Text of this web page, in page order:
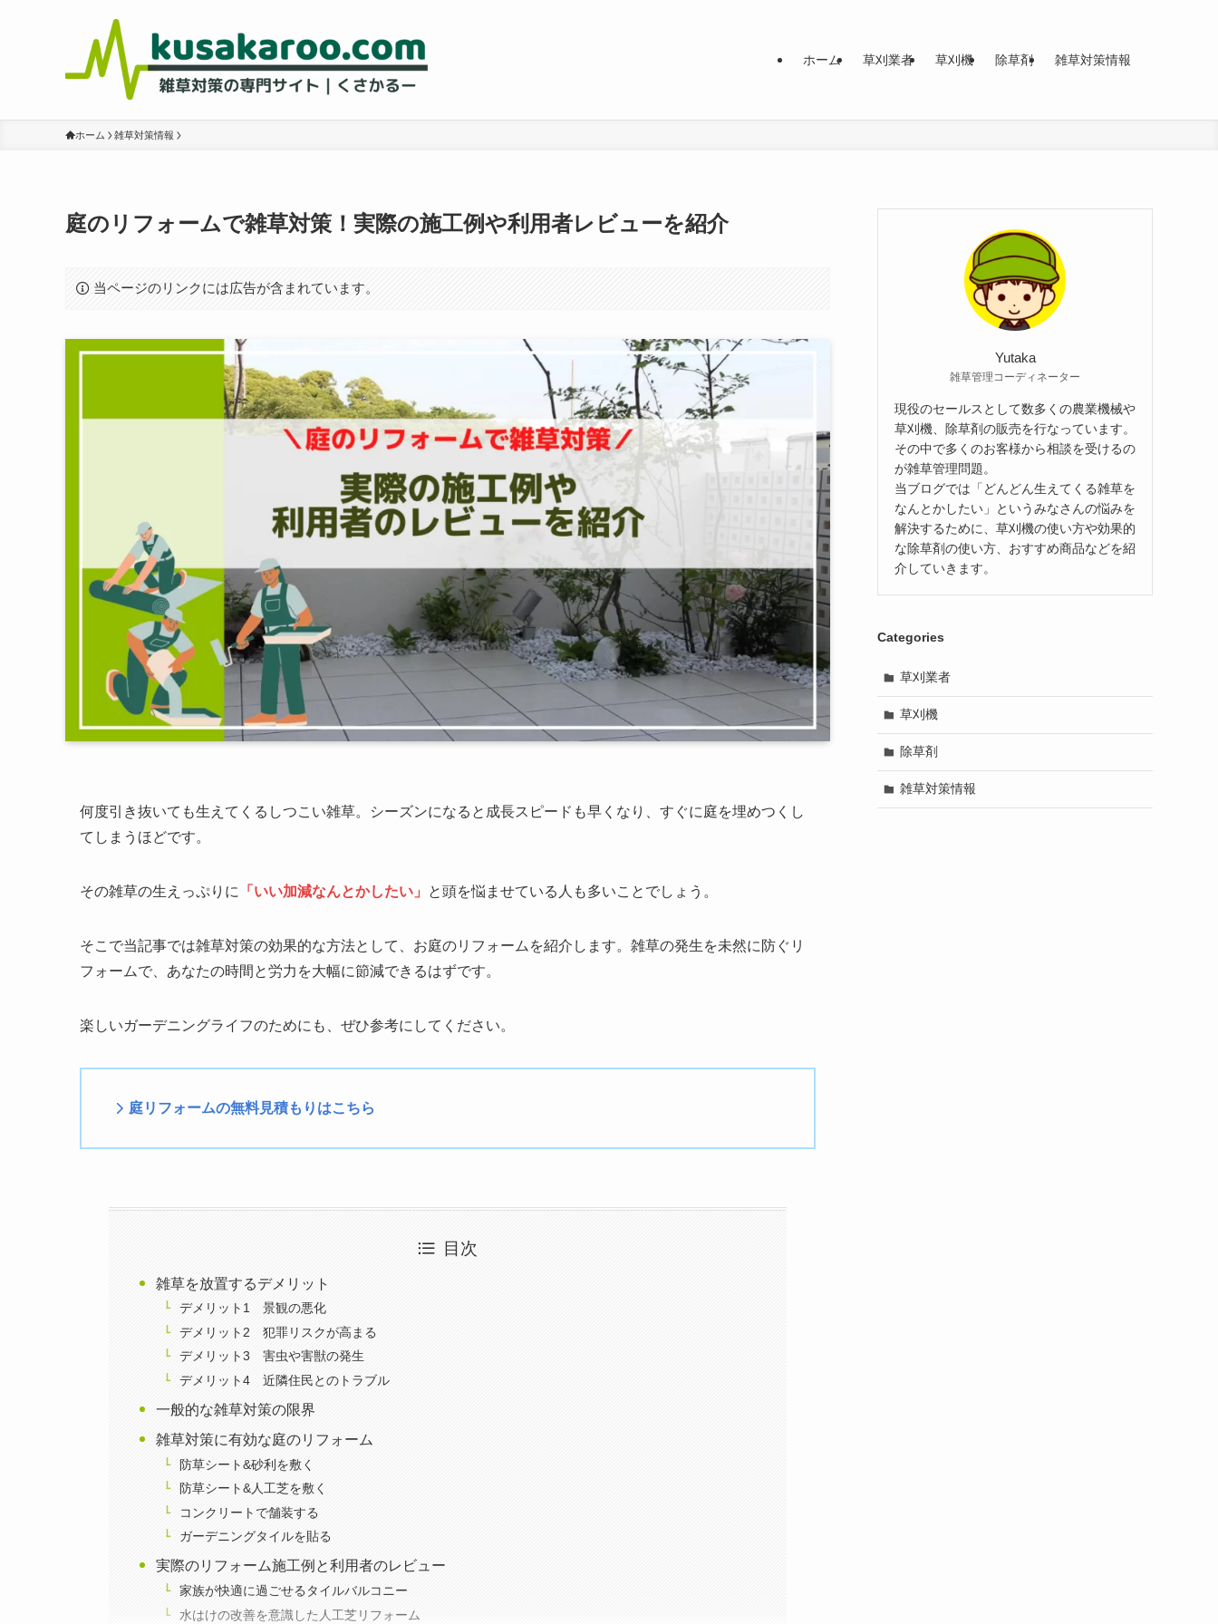
ホーム 草刈業者 草刈機 除草剤 雑草対策情報
ホーム 雑草対策情報
庭のリフォームで雑草対策！実際の施工例や利用者レビューを紹介
当ページのリンクには広告が含まれています。
何度引き抜いても生えてくるしつこい雑草。シーズンになると成長スピードも早くなり、すぐに庭を埋めつくし
てしまうほどです。
その雑草の生えっぷりに 「いい加減なんとかしたい」 と頭を悩ませている人も多いことでしょう。
そこで当記事では雑草対策の効果的な方法として、お庭のリフォームを紹介します。雑草の発生を未然に防ぐリ
フォームで、あなたの時間と労力を大幅に節減できるはずです。
楽しいガーデニングライフのためにも、ぜひ参考にしてください。
庭リフォームの無料見積もりはこちら
目次
雑草を放置するデメリット
デメリット1 景観の悪化
デメリット2 犯罪リスクが高まる
デメリット3 害虫や害獣の発生
デメリット4 近隣住民とのトラブル
一般的な雑草対策の限界
雑草対策に有効な庭のリフォーム
防草シート&砂利を敷く
防草シート&人工芝を敷く
コンクリートで舗装する
ガーデニングタイルを貼る
実際のリフォーム施工例と利用者のレビュー
家族が快適に過ごせるタイルバルコニー
水はけの改善を意識した人工芝リフォーム
Yutaka
雑草管理コーディネーター
現役のセールスとして数多くの農業機械や
草刈機、除草剤の販売を行なっています。
その中で多くのお客様から相談を受けるの
が雑草管理問題。
当ブログでは「どんどん生えてくる雑草を
なんとかしたい」というみなさんの悩みを
解決するために、草刈機の使い方や効果的
な除草剤の使い方、おすすめ商品などを紹
介していきます。
Categories
草刈業者
草刈機
除草剤
雑草対策情報